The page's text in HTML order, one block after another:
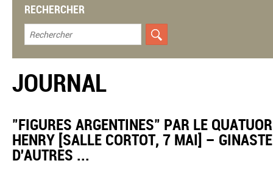
RECHERCHER
JOURNAL
​"FIGURES ARGENTINES" PAR LE
HENRY [SALLE CORTOT, 7 MAI] –
D'AUTRES ...